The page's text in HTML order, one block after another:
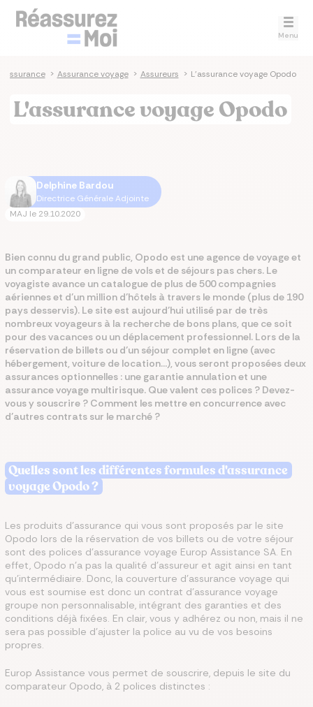
Menu
assurance > Assurance voyage > Assureurs > L'assurance voyage Opodo
L'assurance voyage Opodo
Delphine Bardou
Directrice Générale Adjointe
MAJ le 29.10.2020
Bien connu du grand public, Opodo est une agence de voyage et
un comparateur en ligne de vols et de séjours pas chers. Le
voyagiste avance un catalogue de plus de 500 compagnies
aériennes et d’un million d’hôtels à travers le monde (plus de 190
pays desservis). Le site est aujourd’hui utilisé par de très
nombreux voyageurs à la recherche de bons plans, que ce soit
pour des vacances ou un déplacement professionnel. Lors de la
réservation de billets ou d’un séjour complet en ligne (avec
hébergement, voiture de location…), vous seront proposées deux
assurances optionnelles : une garantie annulation et une
assurance voyage multirisque. Que valent ces polices ? Devez-
vous y souscrire ? Comment les mettre en concurrence avec
d’autres contrats sur le marché ?
Quelles sont les différentes formules d'assurance
voyage Opodo ?
Les produits d’assurance qui vous sont proposés par le site
Opodo lors de la réservation de vos billets ou de votre séjour
sont des polices d’assurance voyage Europ Assistance SA. En
effet, Opodo n’a pas la qualité d’assureur et agit ainsi en tant
qu’intermédiaire. Donc, la couverture d’assurance voyage qui
vous est soumise est donc un contrat d’assurance voyage
groupe non personnalisable, intégrant des garanties et des
conditions déjà fixées. En clair, vous y adhérez ou non, mais il ne
sera pas possible d’ajuster la police au vu de vos besoins
propres.
Europ Assistance vous permet de souscrire, depuis le site du
comparateur Opodo, à 2 polices distinctes :